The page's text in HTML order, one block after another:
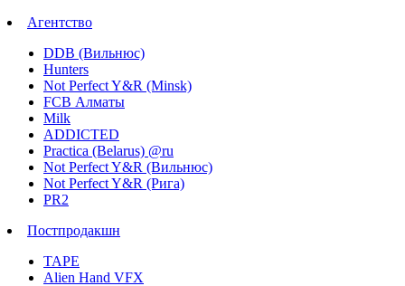
Агентство
DDB (Вильнюс)
Hunters
Not Perfect Y&R (Minsk)
FCB Алматы
Milk
ADDICTED
Practica (Belarus) @ru
Not Perfect Y&R (Вильнюс)
Not Perfect Y&R (Рига)
PR2
Постпродакшн
TAPE
Alien Hand VFX